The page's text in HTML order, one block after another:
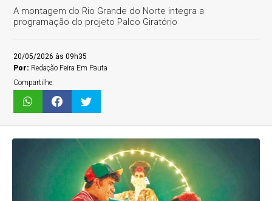
A montagem do Rio Grande do Norte integra a
programação do projeto Palco Giratório
20/05/2026 às 09h35
Por: Redação Feira Em Pauta
Compartilhe: